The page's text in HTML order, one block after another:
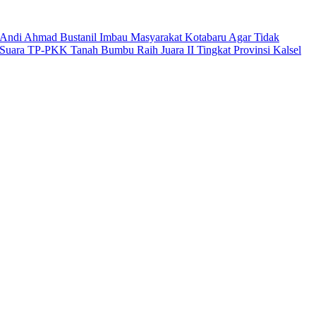
Ahmad Bustanil Imbau Masyarakat Kotabaru Agar Tidak
TP-PKK Tanah Bumbu Raih Juara II Tingkat Provinsi Kalsel